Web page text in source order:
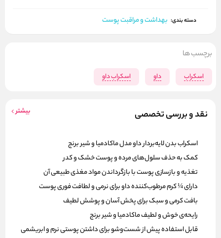
دسته بندی: بهداشت و مراقبت پوست
نقد و بررسی تخصصی بیشتر
اسکراب بدن لایه‌بردار داو مدل ماکادمیا و شیر برنج
کمک به حذف سلول‌های مرده و پوست خشک و کدر
تغذیه و بازسازی پوست با بازگرداندن مواد مغذی طبیعی آن
دارای¼ کرم مرطوب‌کننده داوبرای نرمی و لطافت فوری پوست
بافت کرمی و سبک برای پخش آسان و پوشش لطیف
رایحه‌ی خوش و لطیفماکادمیا و شیر برنج
قابل استفاده پیش از شست‌وشو برای داشتن پوستی نرم و ابریشمی
برچسب ها
اسکراب داو اسکراب داو